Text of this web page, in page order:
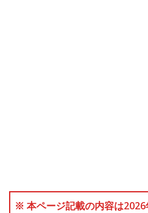
※ 本ページ記載の内容は